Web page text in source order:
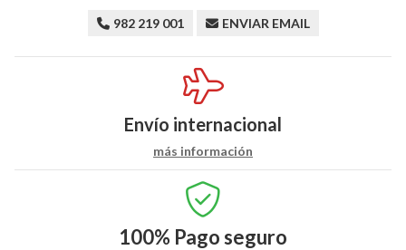
982 219 001 ENVIAR EMAIL
Envío internacional
más información
100% Pago seguro